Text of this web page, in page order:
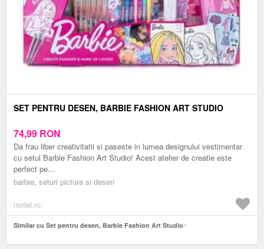
SET PENTRU DESEN, BARBIE FASHION ART STUDIO
74,99 RON
Da frau liber creativitatii si paseste in lumea designului vestimentar
cu setul Barbie Fashion Art Studio! Acest atelier de creatie este
perfect pe...
barbie, seturi pictura si desen
noriel.ro
Similar cu Set pentru desen, Barbie Fashion Art Studio